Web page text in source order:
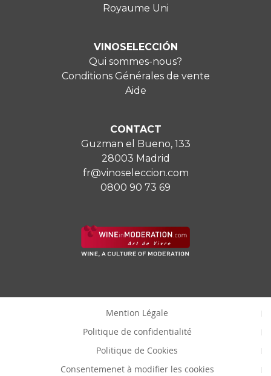
Royaume Uni
VINOSELECCIÓN
Qui sommes-nous?
Conditions Générales de vente
Aide
CONTACT
Guzman el Bueno, 133
28003 Madrid
fr@vinoseleccion.com
0800 90 73 69
Mention Légale
Politique de confidentialité
Politique de Cookies
Consentemenet à modifier les cookies